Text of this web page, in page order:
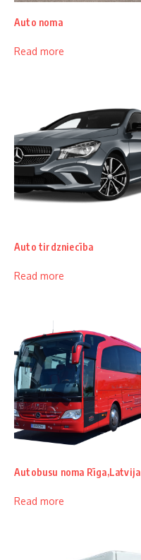
Auto noma
Read more
Auto tirdzniecība
Read more
Autobusu noma Rīga,Latvija
Read more